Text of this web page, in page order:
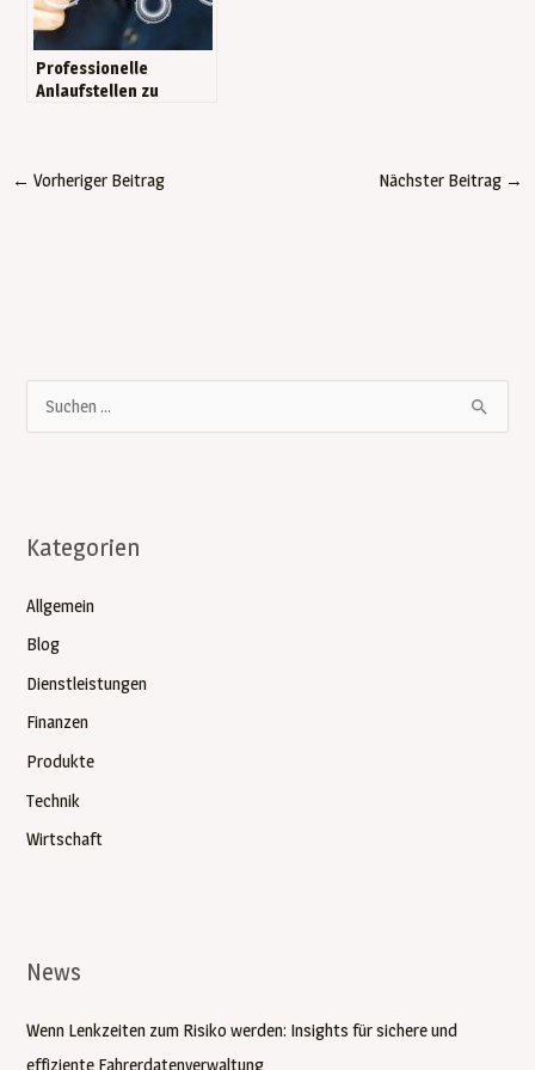
Professionelle
Anlaufstellen zu
← Vorheriger Beitrag Nächster Beitrag →
e
n
a
c
h
:
Kategorien
Allgemein
Blog
Dienstleistungen
Finanzen
Produkte
Technik
Wirtschaft
News
Wenn Lenkzeiten zum Risiko werden: Insights für sichere und
effiziente Fahrerdatenverwaltung